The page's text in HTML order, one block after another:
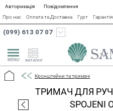
Авторизація
Повідомлення
Про нас
Оплата та Доставка Гурт Гарантія
(099) 613 07 07
КАТАЛОГ
Кронштейни та тримачі
ТРИМАЧ ДЛЯ
SPOJENI